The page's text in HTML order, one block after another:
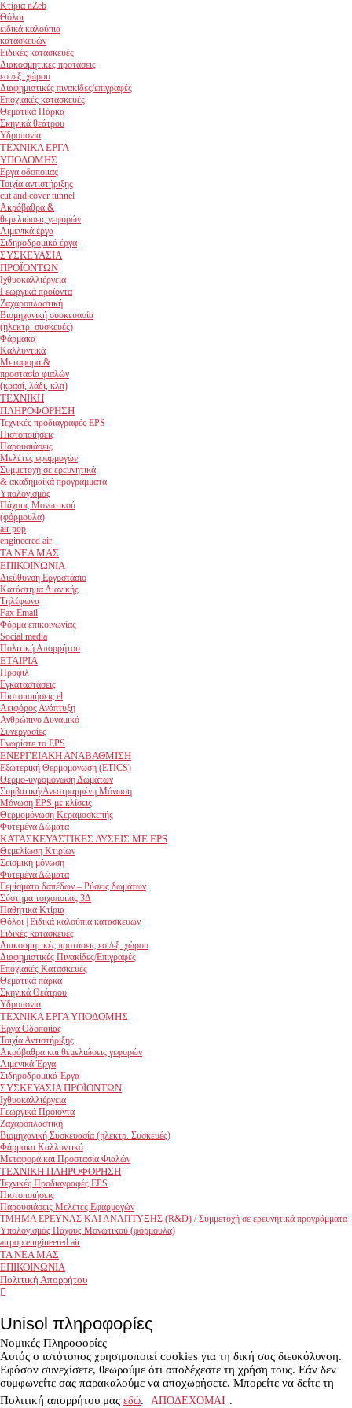
Κτίρια nZeb
Θόλοι
ειδικά καλούπια
κατασκευών
Ειδικές κατασκευές
Διακοσμητικές προτάσεις
εσ./εξ. χώρου
Διαφημιστικές πινακίδες/επιγραφές
Εποχιακές κατασκευές
Θεματικά Πάρκα
Σκηνικά θεάτρου
Υδροπονία
ΤΕΧΝΙΚΑ ΕΡΓΑ
ΥΠΟΔΟΜΗΣ
Εργα οδοποιιας
Τοιχία αντιστήριξης
cut and cover tunnel
Ακρόβαθρα &
θεμελιώσεις γεφυρών
Λιμενικά έργα
Σιδηροδρομικά έργα
ΣΥΣΚΕΥΑΣΙΑ
ΠΡΟΪΟΝΤΩΝ
Ιχθυοκαλλιέργεια
Γεωργικά προϊόντα
Ζαχαροπλαστική
Βιομηχανική συσκευασία
(ηλεκτρ. συσκευές)
Φάρμακα
Καλλυντικά
Μεταφορά &
προστασία φιαλών
(κρασί, λάδι, κλπ)
ΤΕΧΝΙΚΗ
ΠΛΗΡΟΦΟΡΗΣΗ
Τεχνικές προδιαγραφές EPS
Πιστοποιήσεις
Παρουσιάσεις
Μελέτες εφαρμογών
Συμμετοχή σε ερευνητικά
& ακαδημαΐκά προγράμματα
Υπολογισμός
Πάχους Μονωτικού
(φόρμουλα)
air pop
engineered air
ΤΑ ΝΕΑ ΜΑΣ
ΕΠΙΚΟΙΝΩΝΙΑ
Διεύθυνση Εργοστάσιο
Κατάστημα Λιανικής
Τηλέφωνα
Fax Email
Φόρμα επικοινωνίας
Social media
Πολιτική Απορρήτου
ΕΤΑΙΡΙΑ
Προφιλ
Εγκαταστάσεις
Πιστοποιήσεις el
Αειφόρος Ανάπτυξη
Ανθρώπινο Δυναμικό
Συνεργασίες
Γνωρίστε το EPS
ΕΝΕΡΓΕΙΑΚΗ ΑΝΑΒΑΘΜΙΣΗ
Εξωτερική Θερμομόνωση (ETICS)
Θερμο-υγρομόνωση Δωμάτων
Συμβατική/Ανεστραμμένη Μόνωση
Μόνωση EPS με κλίσεις
Θερμομόνωση Κεραμοσκεπής
Φυτεμένα Δώματα
ΚΑΤΑΣΚΕΥΑΣΤΙΚΕΣ ΛΥΣΕΙΣ ΜΕ EPS
Θεμελίωση Κτιρίων
Σεισμική μόνωση
Φυτεμένα Δώματα
Γεμίσματα δαπέδων – Ρύσεις δωμάτων
Σύστημα τοιχοποιίας 3Δ
Παθητικά Κτίρια
Θόλοι | Ειδικά καλούπια κατασκευών
Ειδικές κατασκευές
Διακοσμητικές προτάσεις εσ./εξ. χώρου
Διαφημιστικές Πινακίδες/Επιγραφές
Εποχιακές Κατασκευές
Θεματικά πάρκα
Σκηνικά Θεάτρου
Υδροπονία
ΤΕΧΝΙΚΑ ΕΡΓΑ ΥΠΟΔΟΜΗΣ
Έργα Οδοποιίας
Τοιχία Αντιστήριξης
Ακρόβαθρα και θεμελιώσεις γεφυρών
Λιμενικά Έργα
Σιδηροδρομικά Έργα
ΣΥΣΚΕΥΑΣΙΑ ΠΡΟΪΟΝΤΩΝ
Ιχθυοκαλλιέργεια
Γεωργικά Προϊόντα
Ζαχαροπλαστική
Βιομηχανική Συσκευασία (ηλεκτρ. Συσκευές)
Φάρμακα Καλλυντικά
Μεταφορά και Προστασία Φιαλών
ΤΕΧΝΙΚΗ ΠΛΗΡΟΦΟΡΗΣΗ
Τεχνικές Προδιαγραφές EPS
Πιστοποιήσεις
Παρουσιάσεις Μελέτες Εφαρμογών
ΤΜΗΜΑ ΕΡEΥΝΑΣ ΚΑΙ ΑΝΑΠΤΥΞΗΣ (R&D) / Συμμετοχή σε ερευνητικά προγράμματα
Υπολογισμός Πάχους Μονωτικού (φόρμουλα)
airpop eingineered air
ΤΑ ΝΕΑ ΜΑΣ
ΕΠΙΚΟΙΝΩΝΙΑ
Πολιτική Απορρήτου
facebook
Unisol πληροφορίες
Νομικές Πληροφορίες
Αυτός ο ιστότοπος χρησιμοποιεί cookies για τη δική σας διευκόλυνση.
Εφόσον συνεχίσετε, θεωρούμε ότι αποδέχεστε τη χρήση τους. Εάν δεν
συμφωνείτε σας παρακαλούμε να αποχωρήσετε. Μπορείτε να δείτε τη
Πολιτική απορρήτου μας εδώ. ΑΠΟΔΕΧΟΜΑΙ .